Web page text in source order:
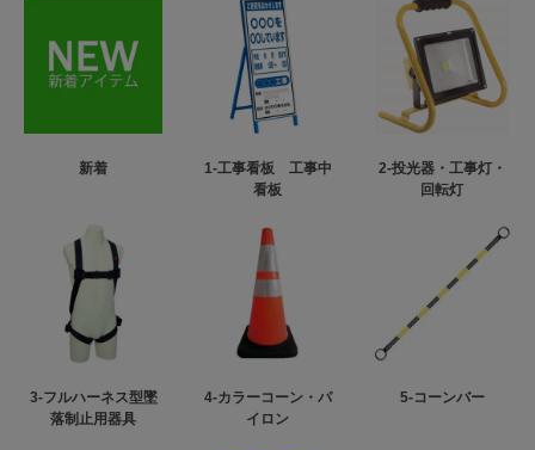
新着
1-工事看板 工事中
看板
2-投光器・工事灯・
回転灯
3-フルハーネス型墜
落制止用器具
4-カラーコーン・パ
イロン
5-コーンバー